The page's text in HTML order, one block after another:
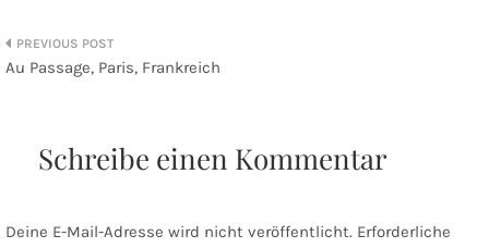
Beitragsnavigation
Au Passage, Paris, Frankreich
Schreibe einen Kommentar
Deine E-Mail-Adresse wird nicht veröffentlicht. Erforderliche